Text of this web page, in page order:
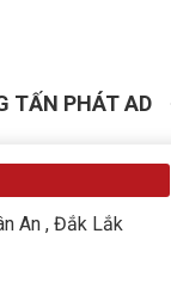
TẤN PHÁT AD
An , Đắk Lắk